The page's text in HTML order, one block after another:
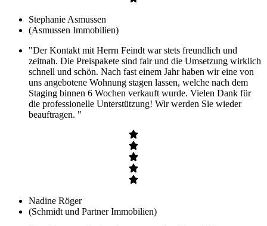
Stephanie Asmussen
(Asmussen Immobilien)
"Der Kontakt mit Herrn Feindt war stets freundlich und
zeitnah. Die Preispakete sind fair und die Umsetzung wirklich
schnell und schön. Nach fast einem Jahr haben wir eine von
uns angebotene Wohnung stagen lassen, welche nach dem
Staging binnen 6 Wochen verkauft wurde. Vielen Dank für
die professionelle Unterstützung! Wir werden Sie wieder
beauftragen. "
Nadine Röger
(Schmidt und Partner Immobilien)